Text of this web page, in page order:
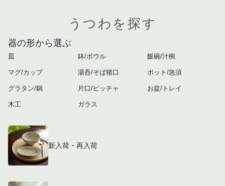
うつわを探す
器の形から選ぶ
皿
マグ/カップ
グラタン/鍋
木工
鉢/ボウル
湯呑/そば猪口
片口/ピッチャ
ガラス
飯碗/汁椀
ポット/急須
お盆/トレイ
新入荷・再入荷